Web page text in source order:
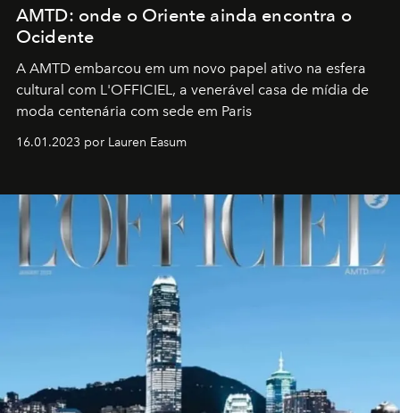
AMTD: onde o Oriente ainda encontra o
Ocidente
A AMTD embarcou em um novo papel ativo na esfera
cultural com L'OFFICIEL, a venerável casa de mídia de
moda centenária com sede em Paris
16.01.2023 por Lauren Easum